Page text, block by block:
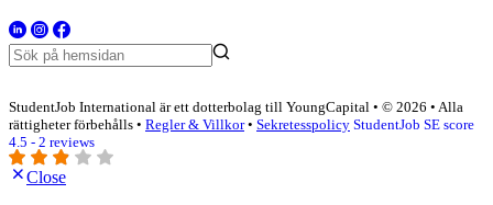
StudentJob International är ett dotterbolag till YoungCapital • © 2026 • Alla
rättigheter förbehålls • Regler & Villkor• Sekretesspolicy StudentJob SE score
4.5 - 2 reviews
Close